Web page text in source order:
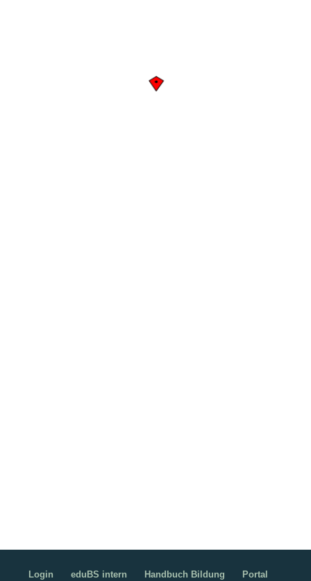
Login eduBS intern Handbuch Bildung Portal